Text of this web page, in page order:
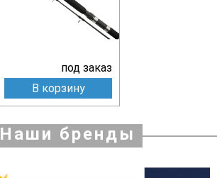
под заказ
В корзину
Наши бренды